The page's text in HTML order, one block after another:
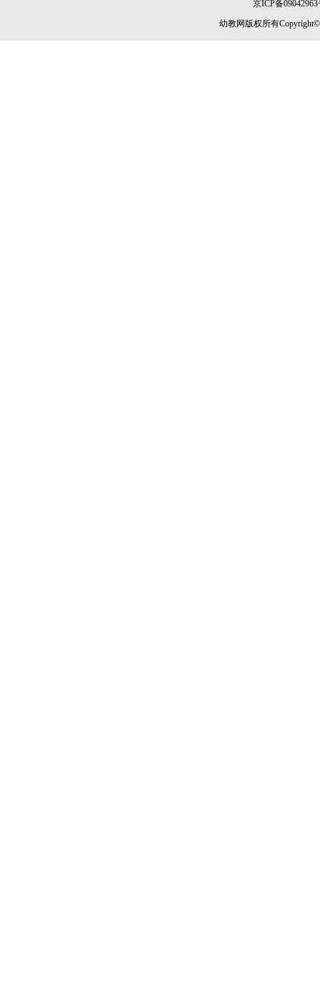
京ICP备09042963
幼教网版权所有